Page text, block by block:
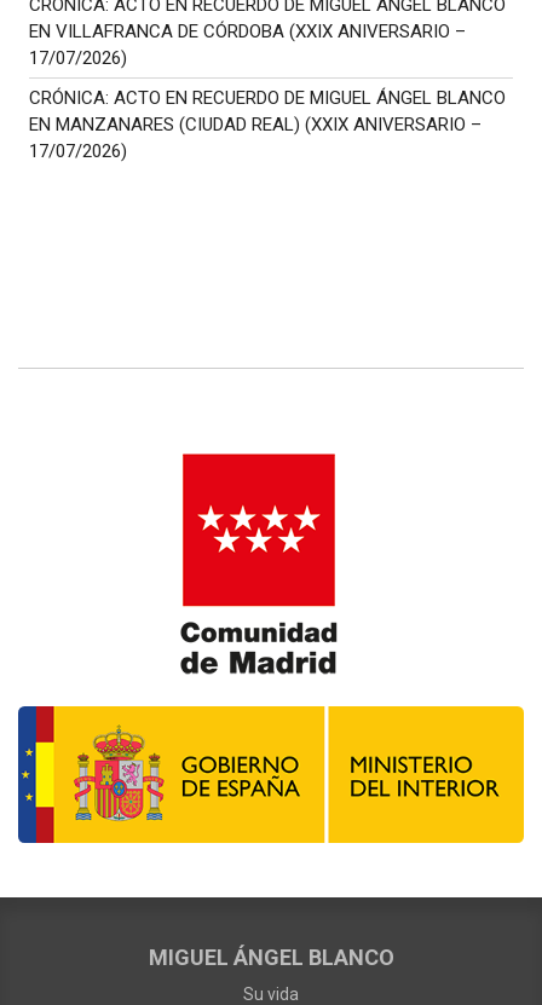
CRÓNICA: ACTO EN RECUERDO DE MIGUEL ÁNGEL BLANCO
EN VILLAFRANCA DE CÓRDOBA (XXIX ANIVERSARIO –
17/07/2026)
CRÓNICA: ACTO EN RECUERDO DE MIGUEL ÁNGEL BLANCO
EN MANZANARES (CIUDAD REAL) (XXIX ANIVERSARIO –
17/07/2026)
MIGUEL ÁNGEL BLANCO
Su vida